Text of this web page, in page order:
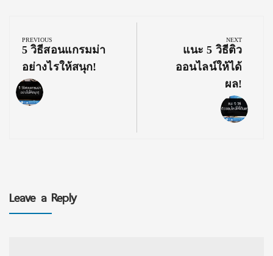
navigation
PREVIOUS
Previous
Post:
5 วิธีสอนแกรมม่า
อย่างไรให้สนุก!
NEXT
Next
Post:
แนะ 5 วิธีติว
ออนไลน์ให้ได้
ผล!
Leave a Reply